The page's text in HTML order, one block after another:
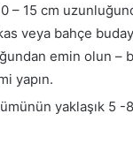
– 15 cm
veya bahçe
emin olun –
yapın.
yaklaşık 5